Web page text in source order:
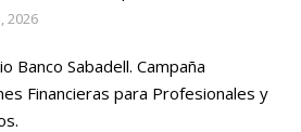
2026
Banco Sabadell. Campaña
Financieras para Profesionales y